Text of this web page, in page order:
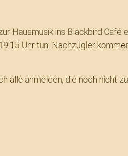
Hausmusik ins Blackbird
Uhr tun. Nachzügler
alle anmelden, die noch nicht